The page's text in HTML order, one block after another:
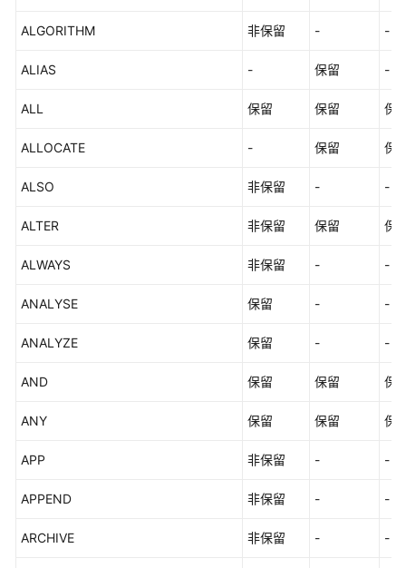
_V2.0-
南
中
_V2.0-
据
系
全
ALGORITHM 非保留 - -
ALIAS - 保留 -
ALL 保留 保留 保
ALLOCATE - 保留 保
ALSO 非保留 - -
ALTER 非保留 保留 保
ALWAYS 非保留 - -
ANALYSE 保留 - -
ANALYZE 保留 - -
AND 保留 保留 保
ANY 保留 保留 保
APP 非保留 - -
APPEND 非保留 - -
ARCHIVE 非保留 - -